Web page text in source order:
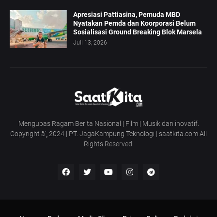
Apresiasi Pattiasina, Pemuda MBD
Nyatakan Pemda dan Koorporasi Belum
Sosialisasi Ground Breaking Blok Marsela
Juli 13, 2026
Mengupas Ragam Berita Nasional | Film | Musik dan inovatif.
Copyright â’¸ 2024 | PT. JagaKampung Teknologi | saatkita.com All
Rights Reserved.